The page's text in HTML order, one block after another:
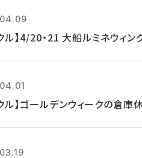
ル】4/20・21 大船ルミネウィ
ル】ゴールデンウィークの倉庫